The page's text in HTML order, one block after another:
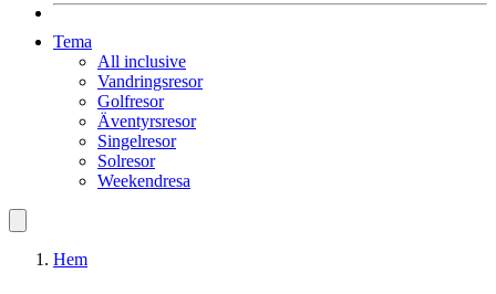
Tema
All inclusive
Vandringsresor
Golfresor
Äventyrsresor
Singelresor
Solresor
Weekendresa
Hem